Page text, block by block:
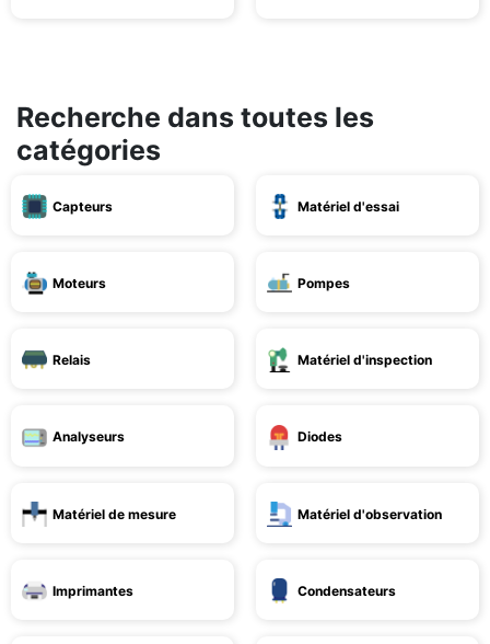
Recherche dans toutes les
catégories
Capteurs Matériel d'essai
Moteurs Pompes
Relais Matériel d'inspection
Analyseurs Diodes
Matériel de mesure Matériel d'observation
Imprimantes Condensateurs